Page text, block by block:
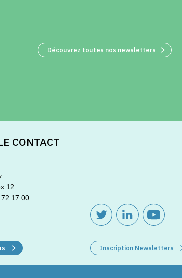
Découvrez toutes nos newsletters
CONTACT
12
72 17 00
Inscription Newsletters